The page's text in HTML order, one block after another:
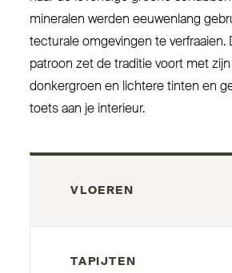
mineralen werden eeu­wenlang
tecturale omgevingen te ver­fraaien.
patroon zet de traditie voort met
don­kergroen en lichtere tinten en
toets aan je interieur.
VLOEREN
TAPIJTEN